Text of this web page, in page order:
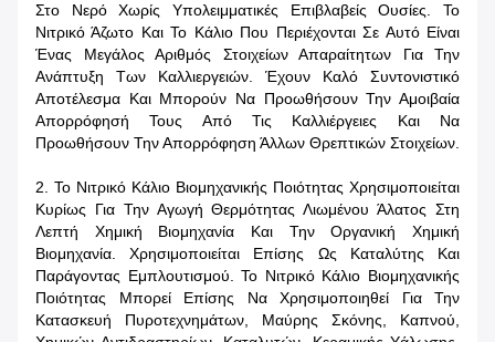
Στο Νερό Χωρίς Υπολειμματικές Επιβλαβείς Ουσίες. Το
Νιτρικό Άζωτο Και Το Κάλιο Που Περιέχονται Σε Αυτό Είναι
Ένας Μεγάλος Αριθμός Στοιχείων Απαραίτητων Για Την
Ανάπτυξη Των Καλλιεργειών. Έχουν Καλό Συντονιστικό
Αποτέλεσμα Και Μπορούν Να Προωθήσουν Την Αμοιβαία
Απορρόφησή Τους Από Τις Καλλιέργειες Και Να
Προωθήσουν Την Απορρόφηση Άλλων Θρεπτικών Στοιχείων.
2. Το Νιτρικό Κάλιο Βιομηχανικής Ποιότητας Χρησιμοποιείται
Κυρίως Για Την Αγωγή Θερμότητας Λιωμένου Άλατος Στη
Λεπτή Χημική Βιομηχανία Και Την Οργανική Χημική
Βιομηχανία. Χρησιμοποιείται Επίσης Ως Καταλύτης Και
Παράγοντας Εμπλουτισμού. Το Νιτρικό Κάλιο Βιομηχανικής
Ποιότητας Μπορεί Επίσης Να Χρησιμοποιηθεί Για Την
Κατασκευή Πυροτεχνημάτων, Μαύρης Σκόνης, Καπνού,